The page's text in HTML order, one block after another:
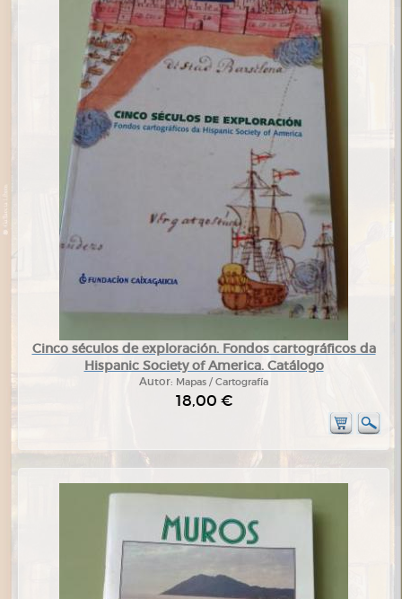
Cinco séculos de exploración. Fondos cartográficos da
Hispanic Society of America. Catálogo
Autor: Mapas / Cartografía
18,00 €